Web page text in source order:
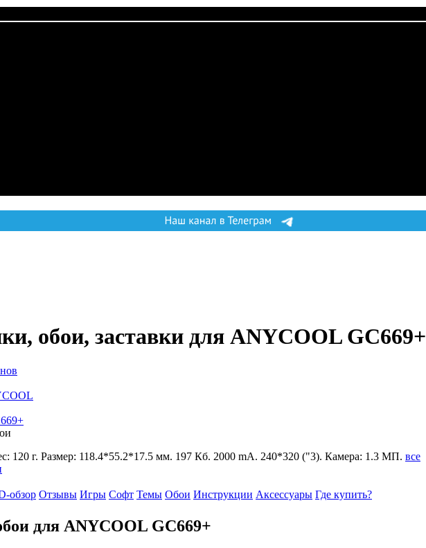
обои, заставки для ANYCOOL GC669+
120 г. Размер: 118.4*55.2*17.5 мм. 197 Кб. 2000 mA. 240*320 ("3). Камера: 1.3 МП. все
обзор Отзывы Игры Софт Темы Обои Инструкции Аксессуары Где купить?
для ANYCOOL GC669+